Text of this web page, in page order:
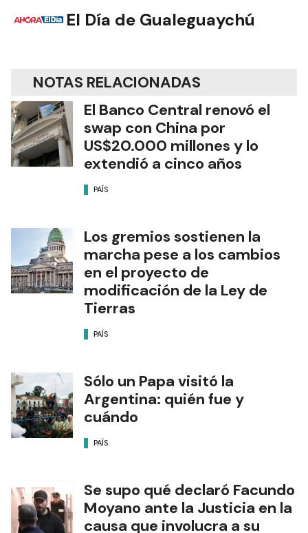
El Día de Gualeguaychú
NOTAS RELACIONADAS
El Banco Central renovó el
swap con China por
US$20.000 millones y lo
extendió a cinco años
PAÍS
Los gremios sostienen la
marcha pese a los cambios
en el proyecto de
modificación de la Ley de
Tierras
PAÍS
Sólo un Papa visitó la
Argentina: quién fue y
cuándo
PAÍS
Se supo qué declaró Facundo
Moyano ante la Justicia en la
causa que involucra a su